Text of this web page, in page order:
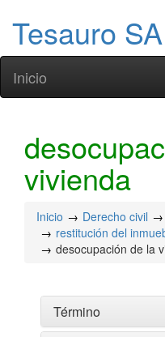
Tesauro
Inicio
vivienda
Inicio Derecho civil
restitución del
desocupación de la
Término